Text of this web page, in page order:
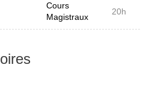
Cours
Magistraux
20h